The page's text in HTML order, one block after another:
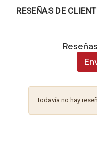
RESEÑAS DE
Todavía no hay